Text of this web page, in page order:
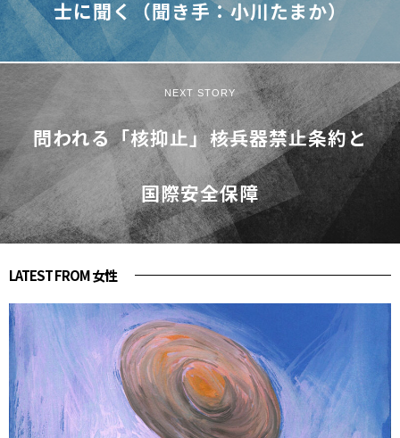
士に聞く（聞き手：小川たまか）
NEXT STORY
問われる「核抑止」――核兵器禁止条約と
国際安全保障
LATEST FROM 女性